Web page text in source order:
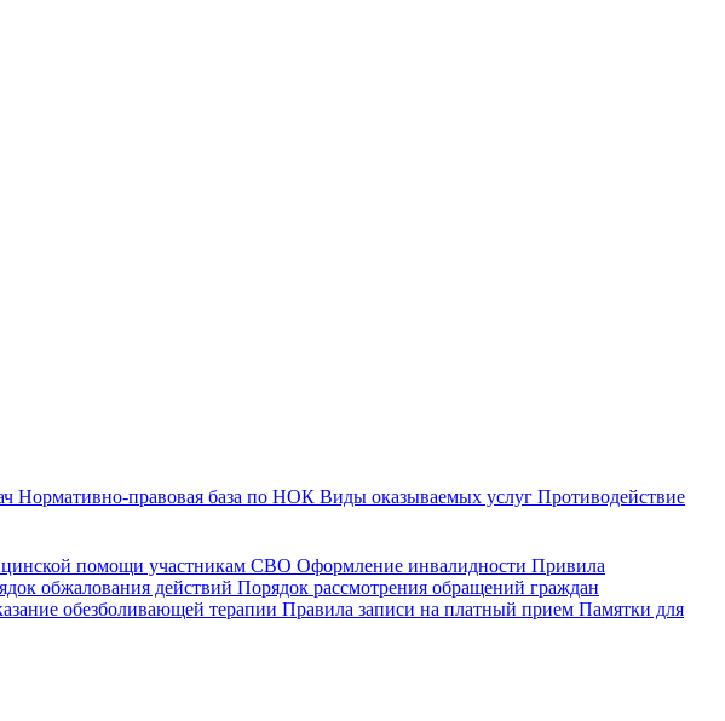
Нормативно-правовая база по НОК Виды оказываемых услуг Противодействие
помощи участникам СВО Оформление инвалидности Привила
обжалования действий Порядок рассмотрения обращений граждан
обезболивающей терапии Правила записи на платный прием Памятки для